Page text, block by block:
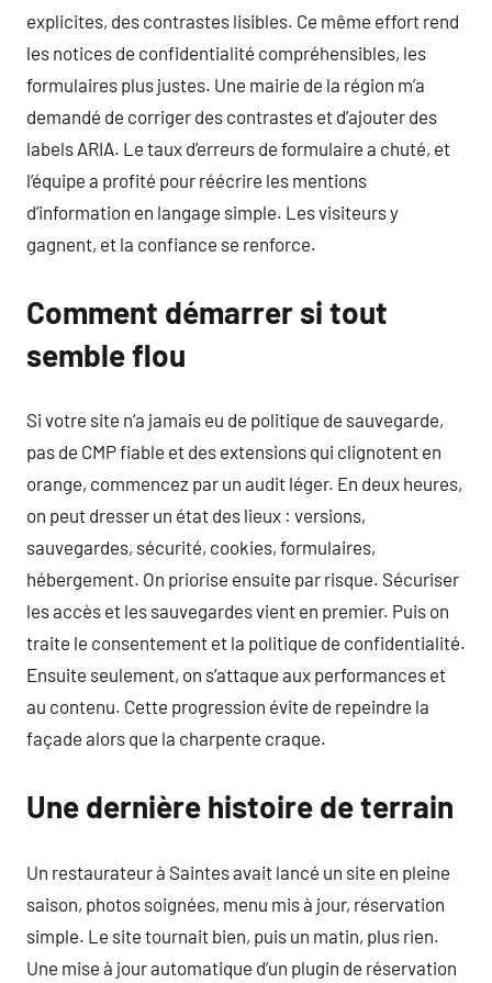
explicites, des contrastes lisibles. Ce même effort rend
les notices de confidentialité compréhensibles, les
formulaires plus justes. Une mairie de la région m’a
demandé de corriger des contrastes et d’ajouter des
labels ARIA. Le taux d’erreurs de formulaire a chuté, et
l’équipe a profité pour réécrire les mentions
d’information en langage simple. Les visiteurs y
gagnent, et la confiance se renforce.
Comment démarrer si tout
semble flou
Si votre site n’a jamais eu de politique de sauvegarde,
pas de CMP fiable et des extensions qui clignotent en
orange, commencez par un audit léger. En deux heures,
on peut dresser un état des lieux : versions,
sauvegardes, sécurité, cookies, formulaires,
hébergement. On priorise ensuite par risque. Sécuriser
les accès et les sauvegardes vient en premier. Puis on
traite le consentement et la politique de confidentialité.
Ensuite seulement, on s’attaque aux performances et
au contenu. Cette progression évite de repeindre la
façade alors que la charpente craque.
Une dernière histoire de terrain
Un restaurateur à Saintes avait lancé un site en pleine
saison, photos soignées, menu mis à jour, réservation
simple. Le site tournait bien, puis un matin, plus rien.
Une mise à jour automatique d’un plugin de réservation